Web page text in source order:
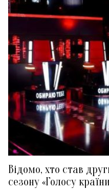
Відомо, хто став
сезону «Голосу